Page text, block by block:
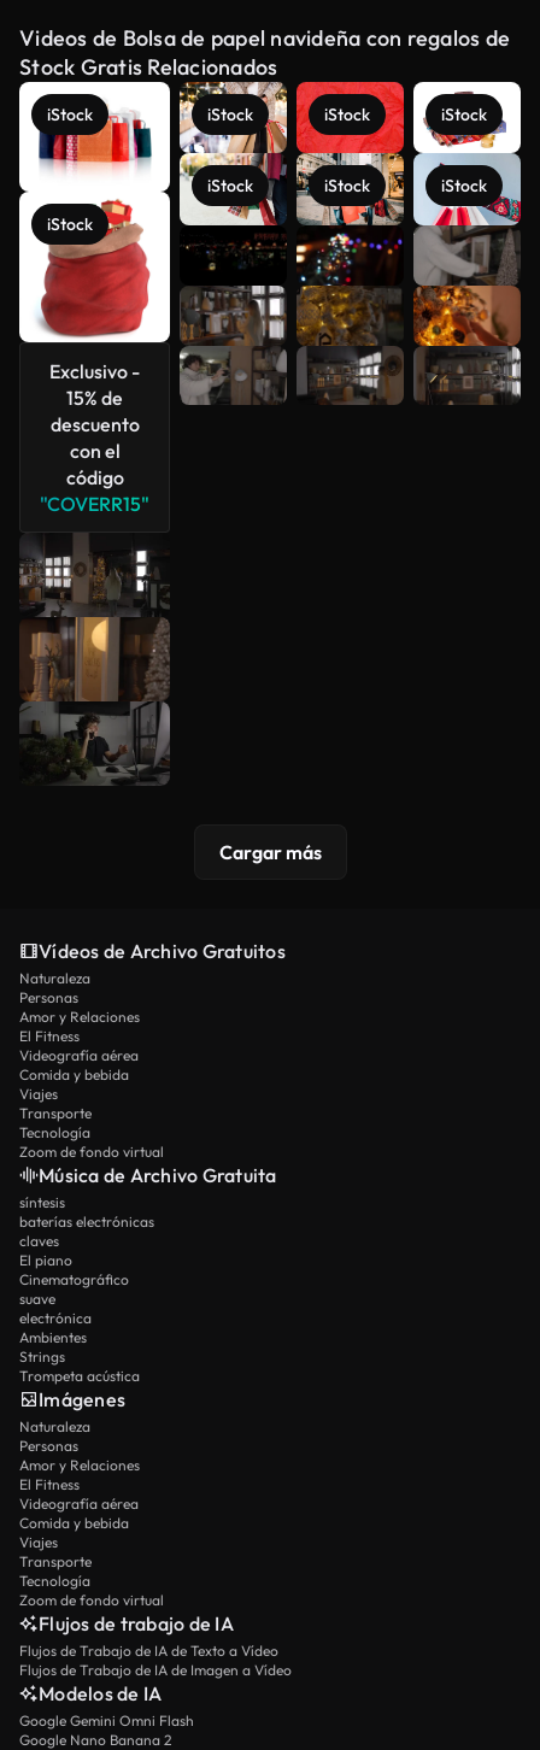
Videos de Bolsa de papel navideña con regalos de
Stock Gratis Relacionados
iStock
iStock
Exclusivo -
15% de
descuento
con el
código
"COVERR15"
iStock
iStock
iStock
iStock
iStock
iStock
Ver más
Cargar más
Vídeos de Archivo Gratuitos
Naturaleza
Personas
Amor y Relaciones
El Fitness
Videografía aérea
Comida y bebida
Viajes
Transporte
Tecnología
Zoom de fondo virtual
Música de Archivo Gratuita
síntesis
baterías electrónicas
claves
El piano
Cinematográfico
suave
electrónica
Ambientes
Strings
Trompeta acústica
Imágenes
Naturaleza
Personas
Amor y Relaciones
El Fitness
Videografía aérea
Comida y bebida
Viajes
Transporte
Tecnología
Zoom de fondo virtual
Flujos de trabajo de IA
Flujos de Trabajo de IA de Texto a Vídeo
Flujos de Trabajo de IA de Imagen a Vídeo
Modelos de IA
Google Gemini Omni Flash
Google Nano Banana 2